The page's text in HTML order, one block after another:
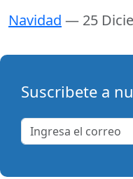
Navidad — 25
Suscribete a